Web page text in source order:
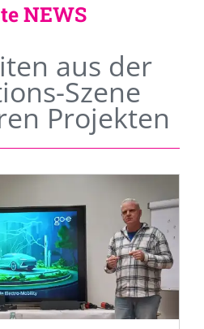
NEWS
aus der
Szene
Projekten